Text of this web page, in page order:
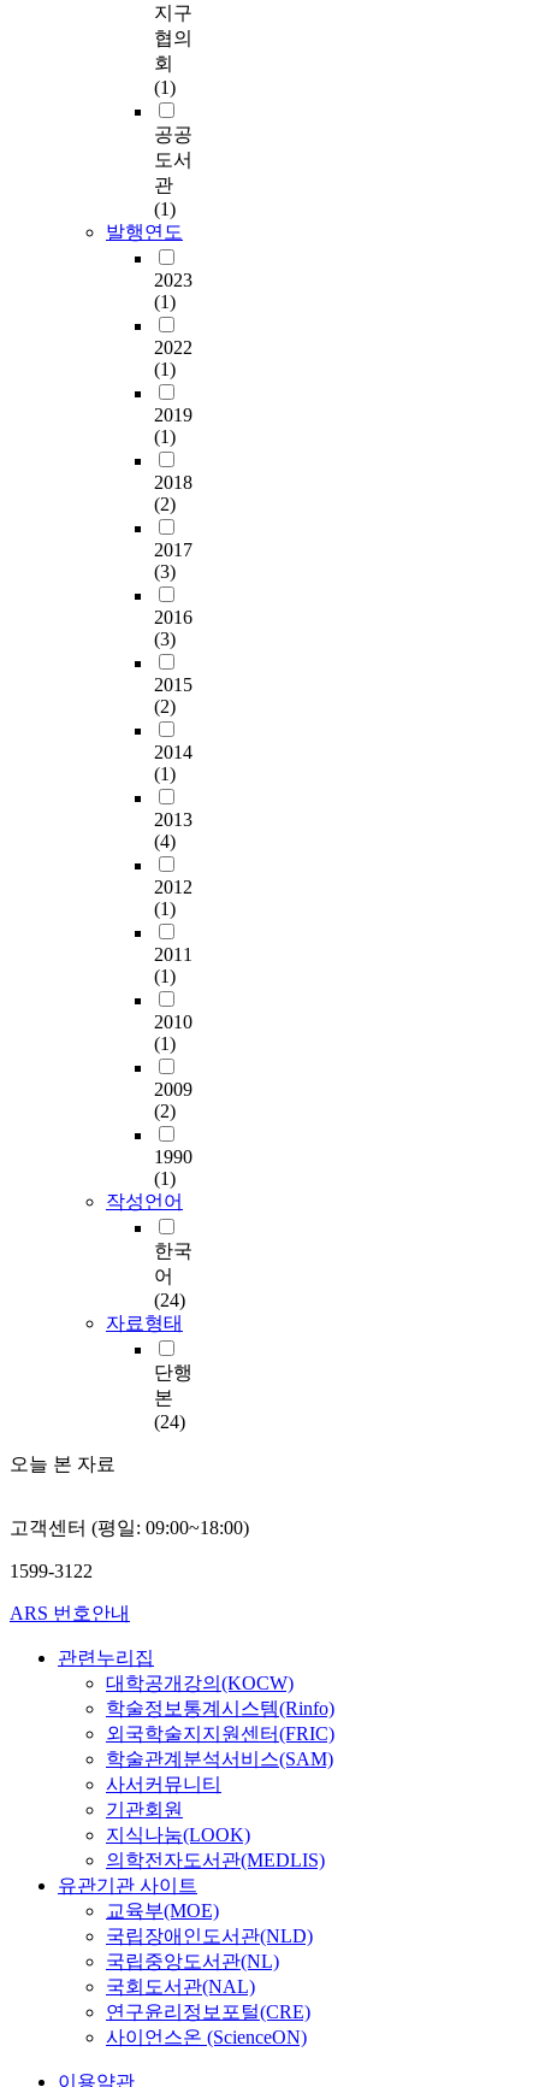
지구
협의
회
(1)
공공
도서
관
(1)
발행연도
2023
(1)
2022
(1)
2019
(1)
2018
(2)
2017
(3)
2016
(3)
2015
(2)
2014
(1)
2013
(4)
2012
(1)
2011
(1)
2010
(1)
2009
(2)
1990
(1)
작성언어
한국
어
(24)
자료형태
단행
본
(24)
오늘 본 자료
고객센터 (평일: 09:00~18:00)
1599-3122
ARS 번호안내
관련누리집
대학공개강의(KOCW)
학술정보통계시스템(Rinfo)
외국학술지지원센터(FRIC)
학술관계분석서비스(SAM)
사서커뮤니티
기관회원
지식나눔(LOOK)
의학전자도서관(MEDLIS)
유관기관 사이트
교육부(MOE)
국립장애인도서관(NLD)
국립중앙도서관(NL)
국회도서관(NAL)
연구윤리정보포털(CRE)
사이언스온 (ScienceON)
이용약관